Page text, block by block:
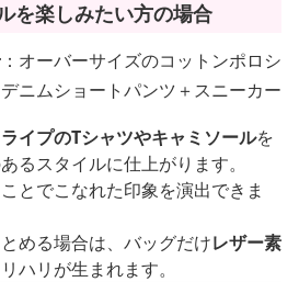
を楽しみたい方の場合
：オーバーサイズのコットンポロシ
ニムショートパンツ＋スニーカー
イプのTシャツやキャミソールを
るスタイルに仕上がります。
とでこなれた印象を演出できま
める場合は、バッグだけレザー素
ハリが生まれます。